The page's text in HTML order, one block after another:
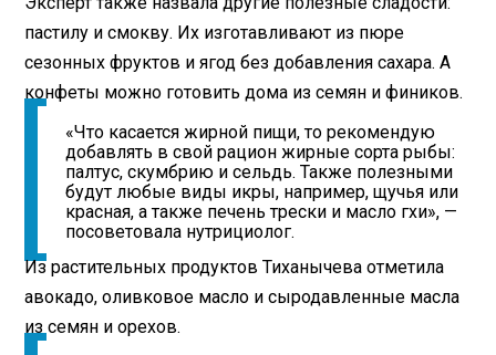
пастилу и смокву. Их изготавливают из пюре
сезонных фруктов и ягод без добавления сахара. А
конфеты можно готовить дома из семян и фиников.
«Что касается жирной пищи, то рекомендую
добавлять в свой рацион жирные сорта рыбы:
палтус, скумбрию и сельдь. Также полезными
будут любые виды икры, например, щучья или
красная, а также печень трески и масло гхи», —
посоветовала нутрициолог.
Из растительных продуктов Тиханычева отметила
авокадо, оливковое масло и сыродавленные масла
из семян и орехов.